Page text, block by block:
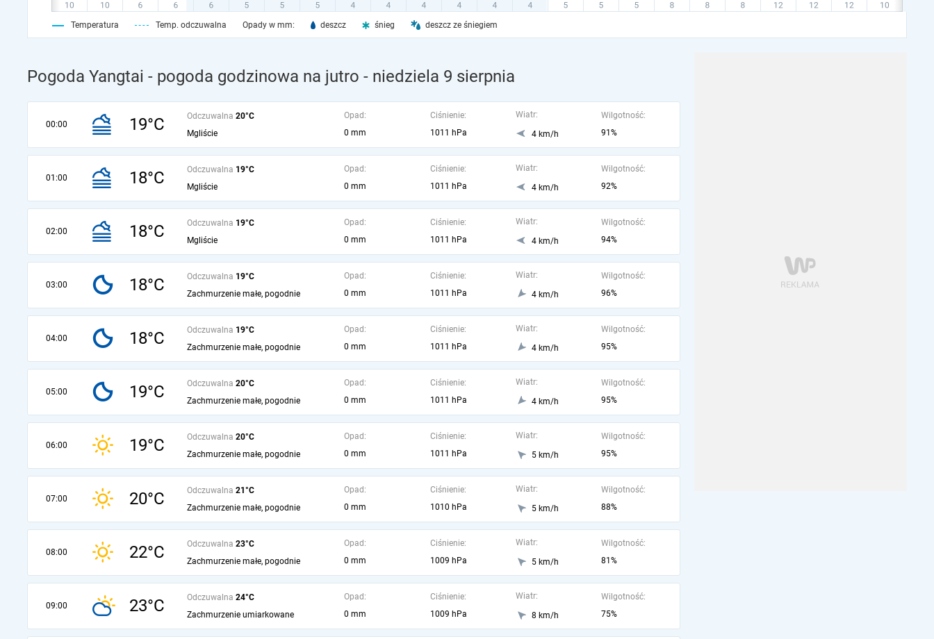
Temperatura Temp. odczuwalna Opady w mm: deszcz śnieg deszcz ze śniegiem
Pogoda Yangtai - pogoda godzinowa na jutro - niedziela 9 sierpnia
00:00 19°C Odczuwalna 20°C
Mgliście
Opad:
0 mm
Ciśnienie:
1011 hPa
Wiatr:
4 km/h
Wilgotność:
91%
01:00 18°C Odczuwalna 19°C
Mgliście
Opad:
0 mm
Ciśnienie:
1011 hPa
Wiatr:
4 km/h
Wilgotność:
92%
02:00 18°C Odczuwalna 19°C
Mgliście
Opad:
0 mm
Ciśnienie:
1011 hPa
Wiatr:
4 km/h
Wilgotność:
94%
03:00 18°C Odczuwalna 19°C
Zachmurzenie małe, pogodnie
Opad:
0 mm
Ciśnienie:
1011 hPa
Wiatr:
4 km/h
Wilgotność:
96%
04:00 18°C Odczuwalna 19°C
Zachmurzenie małe, pogodnie
Opad:
0 mm
Ciśnienie:
1011 hPa
Wiatr:
4 km/h
Wilgotność:
95%
05:00 19°C Odczuwalna 20°C
Zachmurzenie małe, pogodnie
Opad:
0 mm
Ciśnienie:
1011 hPa
Wiatr:
4 km/h
Wilgotność:
95%
06:00 19°C Odczuwalna 20°C
Zachmurzenie małe, pogodnie
Opad:
0 mm
Ciśnienie:
1011 hPa
Wiatr:
5 km/h
Wilgotność:
95%
07:00 20°C Odczuwalna 21°C
Zachmurzenie małe, pogodnie
Opad:
0 mm
Ciśnienie:
1010 hPa
Wiatr:
5 km/h
Wilgotność:
88%
08:00 22°C Odczuwalna 23°C
Zachmurzenie małe, pogodnie
Opad:
0 mm
Ciśnienie:
1009 hPa
Wiatr:
5 km/h
Wilgotność:
81%
09:00 23°C Odczuwalna 24°C
Zachmurzenie umiarkowane
Opad:
0 mm
Ciśnienie:
1009 hPa
Wiatr:
8 km/h
Wilgotność:
75%